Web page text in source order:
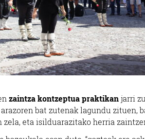
zaintza kontzeptua praktikan jarri
bat zutenak lagundu zituen,
eta isilduarazitako herria